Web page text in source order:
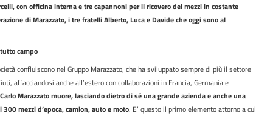
con officina interna e tre capannoni per il ricovero dei mezzi in costante
di Marazzato, i tre fratelli Alberto, Luca e Davide che oggi sono al
campo
confluiscono nel Gruppo Marazzato, che ha sviluppato sempre di più il settore
affacciandosi anche all’estero con collaborazioni in Francia, Germania e
Marazzato muore, lasciando dietro di sé una grande azienda e anche una
mezzi d’epoca, camion, auto e moto. E’ questo il primo elemento attorno a cui